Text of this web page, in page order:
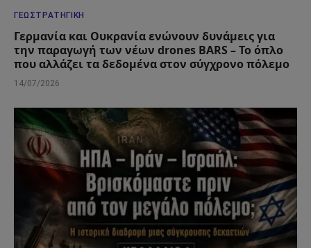
ΓΕΩΣΤΡΑΤΗΓΙΚΉ
Γερμανία και Ουκρανία ενώνουν δυνάμεις για
την παραγωγή των νέων drones BARS – Το όπλο
που αλλάζει τα δεδομένα στον σύγχρονο πόλεμο
14/07/2026